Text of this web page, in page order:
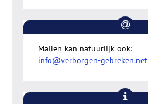
Mailen kan natuurlijk ook:
info@verborgen-gebreken.net